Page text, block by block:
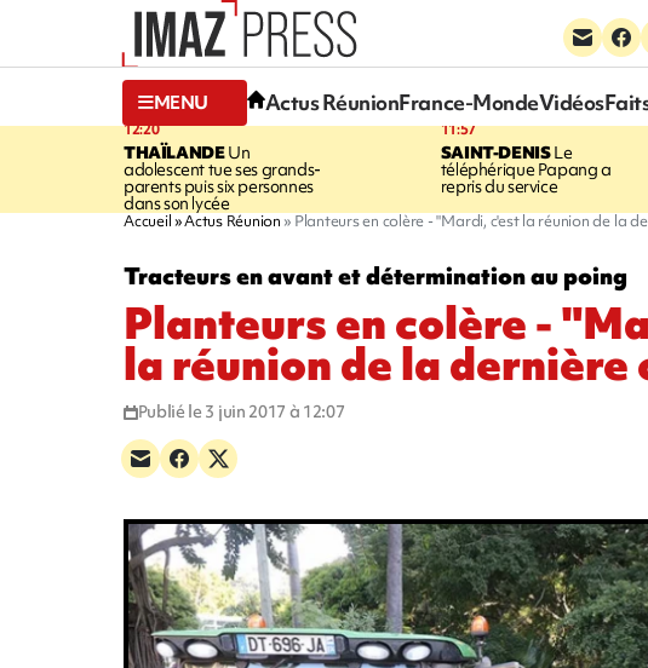
MENU Actus RéunionFrance-MondeVidéos
12:20
THAÏLANDEUn
adolescent tue ses grands-
parents puis six personnes
dans son lycée
11:57
SAINT-DENISLe
téléphérique Papang a
repris du service
Accueil Actus Réunion Planteurs en colère - "Mardi, c'est la réunion de la
Tracteurs en avant et détermination au poing
Planteurs en colère -
la réunion de la dernière
Publié le 3 juin 2017 à 12:07